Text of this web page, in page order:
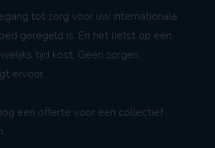
tot zorg voor uw internationale
geregeld is. En het liefst op een
tijd kost. Geen zorgen.
ervoor.
een offerte voor een collectief